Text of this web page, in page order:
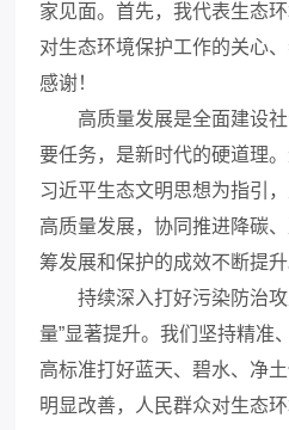
家见面。首先，我代表生态
对生态环境保护工作的关心
感谢！
高质量发展是全面建设社
要任务，是新时代的硬道理
习近平生态文明思想为指引
高质量发展，协同推进降碳
筹发展和保护的成效不断提升
持续深入打好污染防治攻
量”显著提升。我们坚持精准
高标准打好蓝天、碧水、净
明显改善，人民群众对生态